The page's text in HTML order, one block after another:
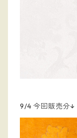
9/4 今回販売分↓